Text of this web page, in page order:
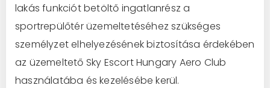
lakás funkciót betöltő ingatlanrész a
sportrepülőtér üzemeltetéséhez szükséges
személyzet elhelyezésének biztosítása érdekében
az üzemeltető Sky Escort Hungary Aero Club
használatába és kezelésébe kerül.